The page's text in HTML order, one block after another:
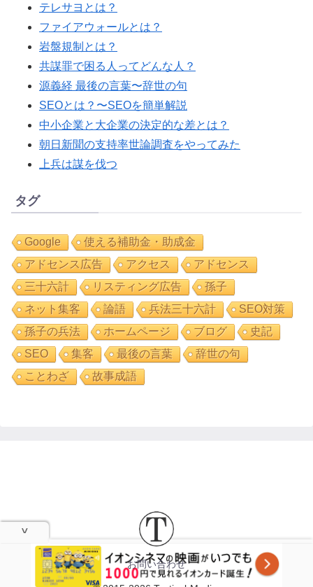
テレサヨとは？
ファイアウォールとは？
岩盤規制とは？
共謀罪で困る人ってどんな人？
源義経 最後の言葉〜辞世の句
SEOとは？〜SEOを簡単解説
中小企業と大企業の決定的な差とは？
朝日新聞の支持率世論調査をやってみた
上兵は謀を伐つ
タグ
Google
使える補助金・助成金
アドセンス広告
アクセス
アドセンス
三十六計
リスティング広告
孫子
ネット集客
論語 兵法三十六計
SEO対策
孫子の兵法
ホームページ ブログ
史記
SEO
集客 最後の言葉
辞世の句
ことわざ
故事成語
お問い合わせ